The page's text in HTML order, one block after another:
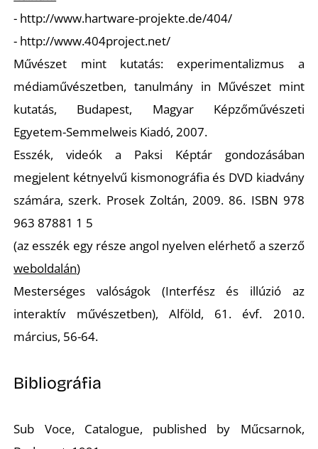
- http://www.hartware-projekte.de/404/
- http://www.404project.net/
Művészet mint kutatás: experimentalizmus a
médiaművészetben, tanulmány in Művészet mint
kutatás, Budapest, Magyar Képzőművészeti
Egyetem-Semmelweis Kiadó, 2007.
Esszék, videók a Paksi Képtár gondozásában
megjelent kétnyelvű kismonográfia és DVD kiadvány
számára, szerk. Prosek Zoltán, 2009. 86. ISBN 978
963 87881 1 5
(az esszék egy része angol nyelven elérhető a szerző
weboldalán)
Mesterséges valóságok (Interfész és illúzió az
interaktív művészetben), Alföld, 61. évf. 2010.
március, 56-64.
Bibliográfia
Sub Voce, Catalogue, published by Műcsarnok,